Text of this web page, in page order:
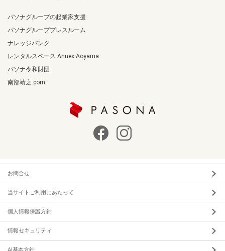
パソナグループの起業家支援
パソナグループプレスルーム
ナレッジバンク
レンタルスペース Annex Aoyama
パソナ令和財団
南部靖之.com
お問合せ
当サイトご利用にあたって
個人情報保護方針
情報セキュリティ